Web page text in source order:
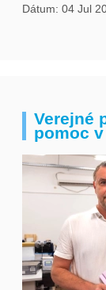
Dátum: 04 Jul
Verejné
pomoc